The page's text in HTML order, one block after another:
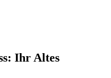
Ihr Altes